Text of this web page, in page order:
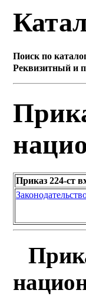
Поиск по
Реквизитный и
Приказ 224-ст